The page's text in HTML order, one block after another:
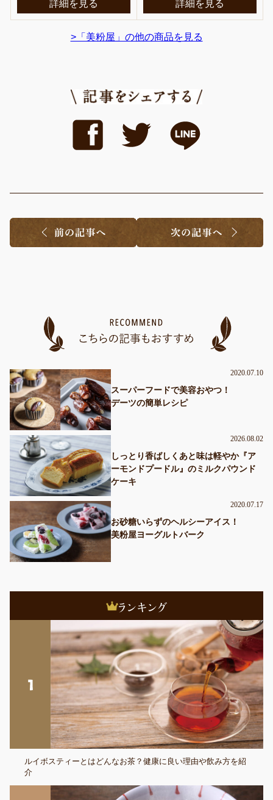
詳細を見る 詳細を見る
>「美粉屋」の他の商品を見る
2020.07.10
スーパーフードで美容おやつ！
デーツの簡単レシピ
2026.08.02
しっとり香ばしくあと味は軽やか『ア
ーモンドプードル』のミルクパウンド
ケーキ
2020.07.17
お砂糖いらずのヘルシーアイス！
美粉屋ヨーグルトバーク
ルイボスティーとはどんなお茶？健康に良い理由や飲み方を紹
介